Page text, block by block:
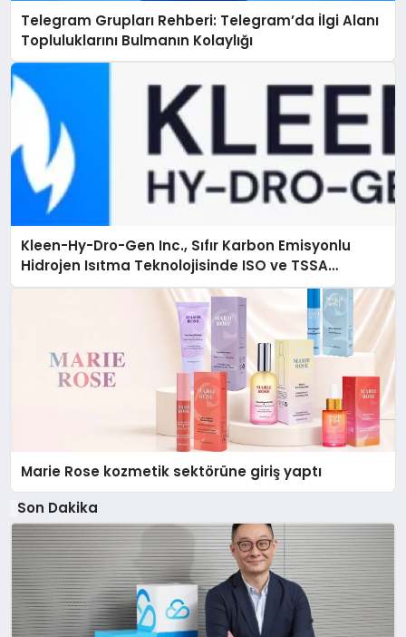
Telegram Grupları Rehberi: Telegram’da İlgi Alanı
Topluluklarını Bulmanın Kolaylığı
Kleen-Hy-Dro-Gen Inc., Sıfır Karbon Emisyonlu
Hidrojen Isıtma Teknolojisinde ISO ve TSSA
Düzenleyici Onaylarını Aldı
Marie Rose kozmetik sektörüne giriş yaptı
Son Dakika